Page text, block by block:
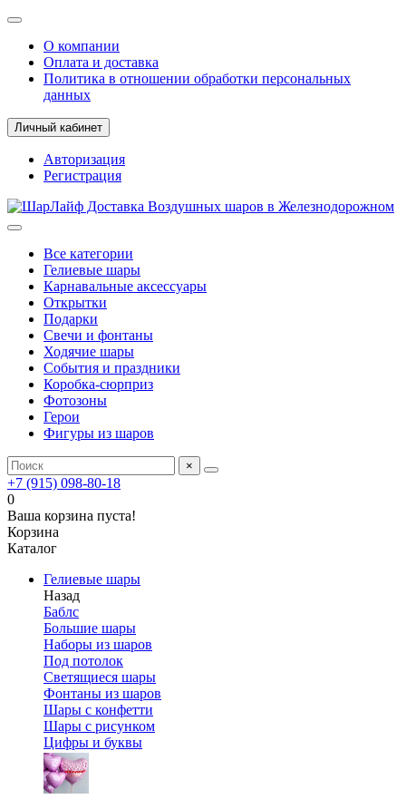
О компании
Оплата и доставка
Политика в отношении обработки персональных
данных
Личный кабинет
Авторизация
Регистрация
Все категории
Гелиевые шары
Карнавальные аксессуары
Открытки
Подарки
Свечи и фонтаны
Ходячие шары
События и праздники
Коробка-сюрприз
Фотозоны
Герои
Фигуры из шаров
×
+7 (915) 098-80-18
0
Ваша корзина пуста!
Корзина
Каталог
Гелиевые шары
Назад
Баблс
Большие шары
Наборы из шаров
Под потолок
Светящиеся шары
Фонтаны из шаров
Шары с конфетти
Шары с рисунком
Цифры и буквы